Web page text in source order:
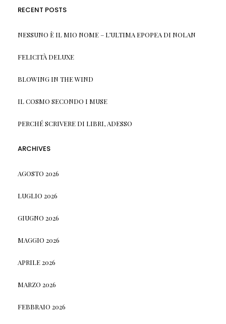
RECENT POSTS
NESSUNO È IL MIO NOME – L’ULTIMA EPOPEA DI NOLAN
FELICITÀ DELUXE
BLOWING IN THE WIND
IL COSMO SECONDO I MUSE
PERCHÉ SCRIVERE DI LIBRI, ADESSO
ARCHIVES
AGOSTO 2026
LUGLIO 2026
GIUGNO 2026
MAGGIO 2026
APRILE 2026
MARZO 2026
FEBBRAIO 2026